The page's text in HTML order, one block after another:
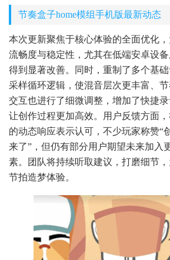
节奏盒子home模组手机版最新动态
本次更新聚焦于核心体验的全面优化
流畅度与稳定性，尤其在低端安卓设
得到显著改善。同时，重制了多个基
采样循环逻辑，使混音层次更丰富、
交互也进行了细微调整，增加了快捷录
让创作过程更加高效。用户反馈方面
的动态响应表示认可，不少玩家称赞“
来了”，但仍有部分用户期望未来加入
素。团队将持续听取建议，打磨细节
节拍造梦体验。